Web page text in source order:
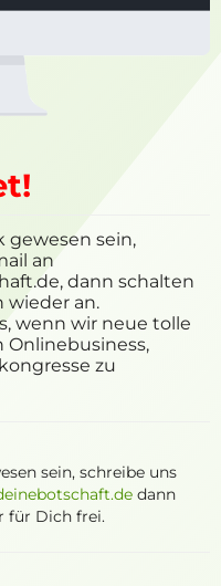
gewesen sein,
an
dann schalten
wieder an.
wenn wir neue tolle
Onlinebusiness,
zu
sein, schreibe uns
dann
für Dich frei.